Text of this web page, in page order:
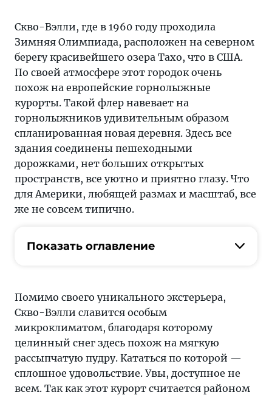
Скво-Вэлли, где в 1960 году проходила
Зимняя Олимпиада, расположен на северном
берегу красивейшего озера Тахо, что в США.
По своей атмосфере этот городок очень
похож на европейские горнолыжные
курорты. Такой флер навевает на
горнолыжников удивительным образом
спланированная новая деревня. Здесь все
здания соединены пешеходными
дорожками, нет больших открытых
пространств, все уютно и приятно глазу. Что
для Америки, любящей размах и масштаб, все
же не совсем типично.
Показать оглавление
Помимо своего уникального экстерьера,
Скво-Вэлли славится особым
микроклиматом, благодаря которому
целинный снег здесь похож на мягкую
рассыпчатую пудру. Кататься по которой —
сплошное удовольствие. Увы, доступное не
всем. Так как этот курорт считается районом